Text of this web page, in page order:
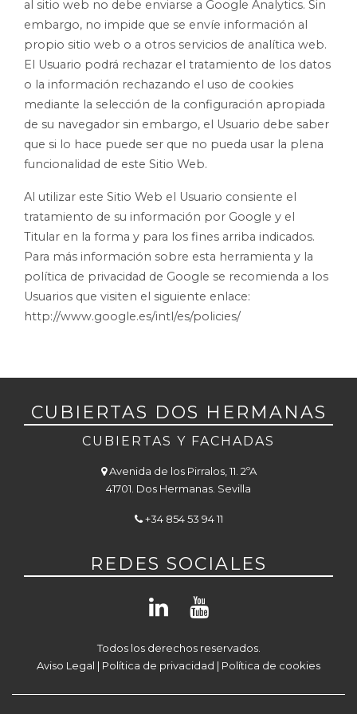
al sitio web no debe enviarse a Google Analytics. Sin
embargo, no impide que se envíe información al
propio sitio web o a otros servicios de analítica web.
El Usuario podrá rechazar el tratamiento de los datos
o la información rechazando el uso de cookies
mediante la selección de la configuración apropiada
de su navegador sin embargo, el Usuario debe saber
que si lo hace puede ser que no pueda usar la plena
funcionalidad de este Sitio Web.
Al utilizar este Sitio Web el Usuario consiente el
tratamiento de su información por Google y el
Titular en la forma y para los fines arriba indicados.
Para más información sobre esta herramienta y la
política de privacidad de Google se recomienda a los
Usuarios que visiten el siguiente enlace:
http://www.google.es/intl/es/policies/
CUBIERTAS DOS HERMANAS
CUBIERTAS Y FACHADAS
Avenida de los Pirralos, 11. 2ºA
41701. Dos Hermanas. Sevilla
+34 854 53 94 11
REDES SOCIALES
Todos los derechos reservados.
Aviso Legal | Política de privacidad | Política de cookies